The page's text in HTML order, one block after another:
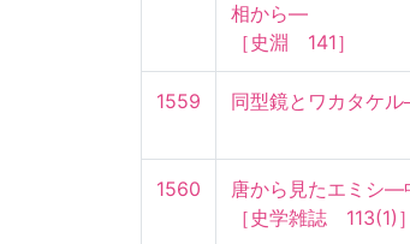
相から―
［史淵　141］
1559 同型鏡とワカタケ
1560
唐から見たエミシ
［史学雑誌　113(1)］